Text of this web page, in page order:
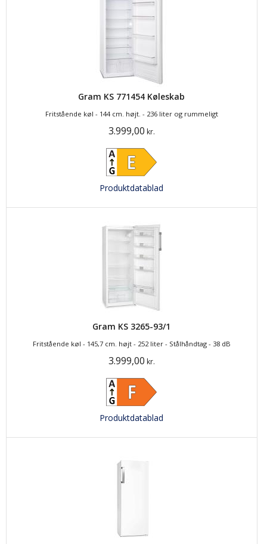
Gram KS 771454 Køleskab
Fritstående køl - 144 cm. højt. - 236 liter og rummeligt
3.999,00 kr.
Produktdatablad
Gram KS 3265-93/1
Fritstående køl - 145,7 cm. højt - 252 liter - Stålhåndtag - 38 dB
3.999,00 kr.
Produktdatablad